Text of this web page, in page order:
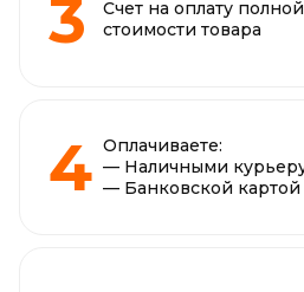
Счет на оплату полной
стоимости товара
Оплачиваете:
— Наличными
— Банковской картой